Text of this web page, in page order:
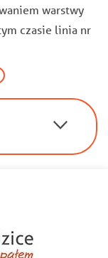
warstwy
czasie linia nr